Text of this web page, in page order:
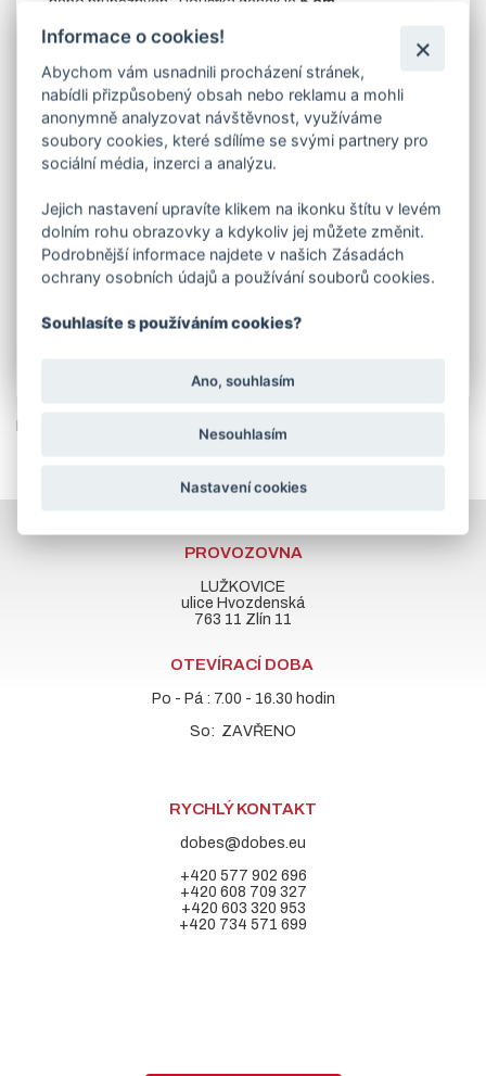
Váhy podhrabových desek:
Délku podhrabové desky si vyberte v objednávací
tabulce e-shopu. Desky o délce250 cmjsou vhodné
pro užití v kombinaci s plotovými panely.
VZHLEDEM K VÁZE PODHRABOVÝCH DESEK JE
CENA ZA DOPRAVU SJEDNÁNA INDIVIDUÁLNĚ DLE
PODHRABOVÝCH DESEK JE NUTNO ZAJISTIT
MINIMÁLNĚ 2 PRACOVNÍKY, NEBO
VYSOKOZDVIŽNÝ VOZÍK.
RÁDI BYCHOM INFORMOVALI NAŠE ZÁKAZNÍKY ZE
ZLÍNA A OKOLÍ, ŽE VYUŽÍVÁME SLUŽEB
HYDRAULICKOU RUKOU. NA VYKLÁDKU NEMUSÍTE
ZAJIŠŤOVAT PRACOVNÍKY ANI VYSOKOZDVIŽNÝ
Produkt se nachází i v následujících kategoriích
PROVOZOVNA
LUŽKOVICE
ulice Hvozdenská
763 11 Zlín 11
OTEVÍRACÍ DOBA
Po - Pá : 7.00 - 16.30 hodin
So: ZAVŘENO
RYCHLÝ KONTAKT
dobes@dobes.eu
+420 577 902 696
+420 608 709 327
+420 603 320 953
+420 734 571 699
Informace o cookies!
Abychom vám usnadnili procházení stránek,
nabídli přizpůsobený obsah nebo reklamu a mohli
anonymně analyzovat návštěvnost, využíváme
soubory cookies, které sdílíme se svými partnery pro
sociální média, inzerci a analýzu.
Jejich nastavení upravíte klikem na ikonku štítu v levém
dolním rohu obrazovky a kdykoliv jej můžete změnit.
Podrobnější informace najdete v našich Zásadách
ochrany osobních údajů a používání souborů cookies.
Souhlasíte s používáním cookies?
Ano, souhlasím
Nesouhlasím
Nastavení cookies